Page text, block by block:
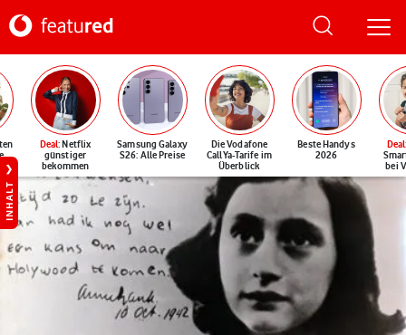
Deal: Netflix
günstiger
bekommen
Samsung Galaxy
S26: Alle Preise
Die Vodafone
CallYa-Tarife im
Überblick
Beste Handys
2026
Deal
bei
INHALT